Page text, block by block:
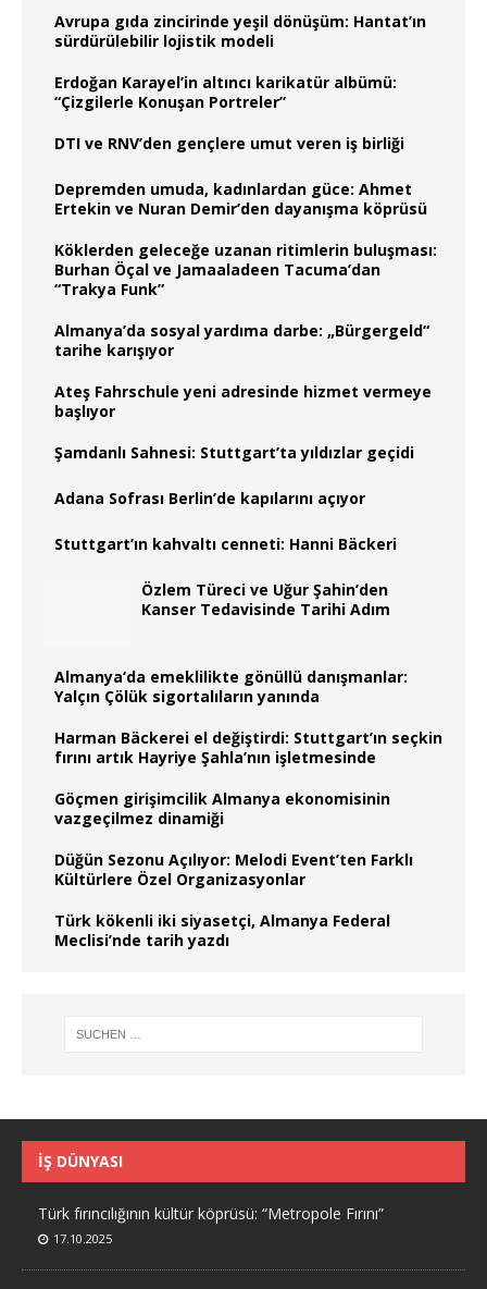
Avrupa gıda zincirinde yeşil dönüşüm: Hantat’ın
sürdürülebilir lojistik modeli
Erdoğan Karayel’in altıncı karikatür albümü:
“Çizgilerle Konuşan Portreler”
DTI ve RNV’den gençlere umut veren iş birliği
Depremden umuda, kadınlardan güce: Ahmet
Ertekin ve Nuran Demir’den dayanışma köprüsü
Köklerden geleceğe uzanan ritimlerin buluşması:
Burhan Öçal ve Jamaaladeen Tacuma’dan
“Trakya Funk”
Almanya’da sosyal yardıma darbe: „Bürgergeld“
tarihe karışıyor
Ateş Fahrschule yeni adresinde hizmet vermeye
başlıyor
Şamdanlı Sahnesi: Stuttgart’ta yıldızlar geçidi
Adana Sofrası Berlin’de kapılarını açıyor
Stuttgart’ın kahvaltı cenneti: Hanni Bäckeri
Özlem Türeci ve Uğur Şahin’den
Kanser Tedavisinde Tarihi Adım
Almanya‘da emeklilikte gönüllü danışmanlar:
Yalçın Çölük sigortalıların yanında
Harman Bäckerei el değiştirdi: Stuttgart’ın seçkin
fırını artık Hayriye Şahla’nın işletmesinde
Göçmen girişimcilik Almanya ekonomisinin
vazgeçilmez dinamiği
Düğün Sezonu Açılıyor: Melodi Event’ten Farklı
Kültürlere Özel Organizasyonlar
Türk kökenli iki siyasetçi, Almanya Federal
Meclisi’nde tarih yazdı
İŞ DÜNYASI
Türk fırıncılığının kültür köprüsü: “Metropole Fırını”
17.10.2025